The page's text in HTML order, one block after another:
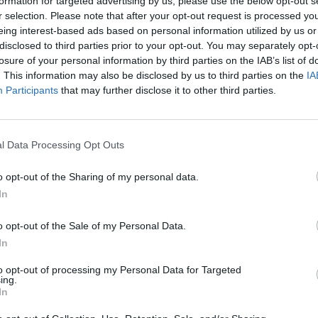
selection. Please note that after your opt-out request is processed
interest-based ads based on personal information utilized by us
to third parties prior to your opt-out. You may separately
of your personal information by third parties on the IAB’s list of
This information may also be disclosed by us to third parties on the
Participants that may further disclose it to other third parties.
Data Processing Opt Outs
opt-out of the Sharing of my personal data.
opt-out of the Sale of my Personal Data.
opt-out of processing my Personal Data for Targeted
csökkenést tapasztalhattunk a
és geopolitikai események befolyásolták
Tamásnak, az Erste energiaipari elemzőjének az
várakozásait az idei évvel kapcsolatban.
2026Az energiaszektor csúcsvezetői egy helyen:
beruházásokról, szabályozásról és az energetikai
2023-ban? A 2023-as év nem bizonyult a nyersanyagpiacok
írja Pletser Tamás. A Bloomberg által követett 23 jelentős
portfolio.hu hírarchívumához tartozik, melynek olvasása
tartalmazza: